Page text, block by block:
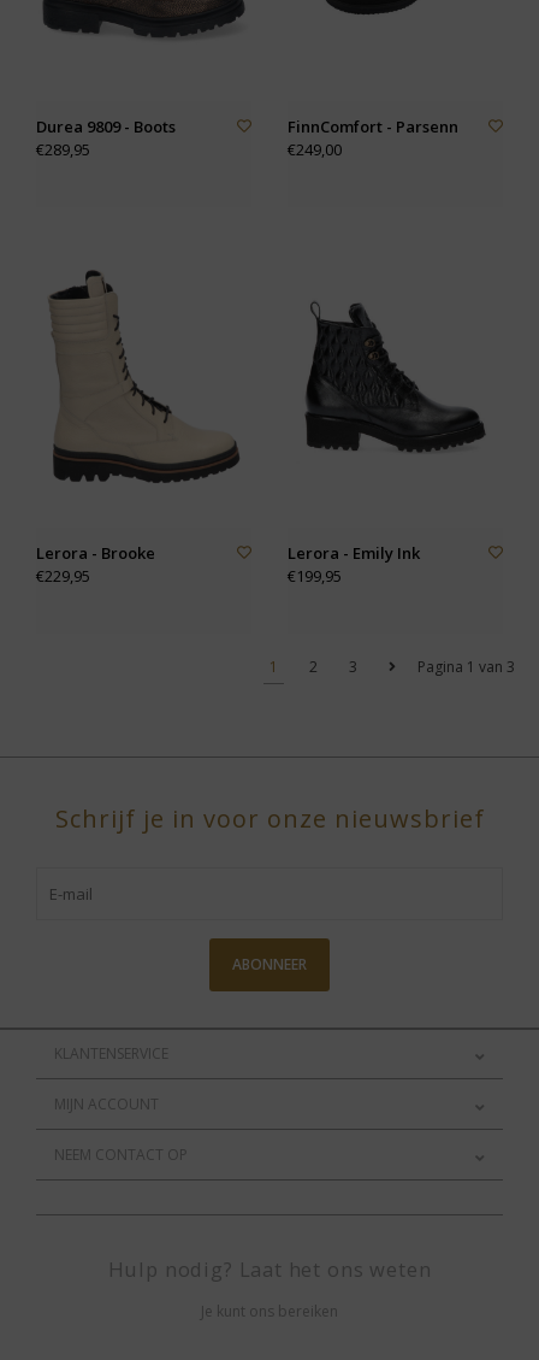
Durea 9809 - Boots
€289,95
FinnComfort - Parsenn
€249,00
Lerora - Brooke
€229,95
Lerora - Emily Ink
€199,95
Pagina 1 van 3
1 2 3
Schrijf je in voor onze nieuwsbrief
ABONNEER
KLANTENSERVICE
MIJN ACCOUNT
NEEM CONTACT OP
Hulp nodig? Laat het ons weten
Je kunt ons bereiken